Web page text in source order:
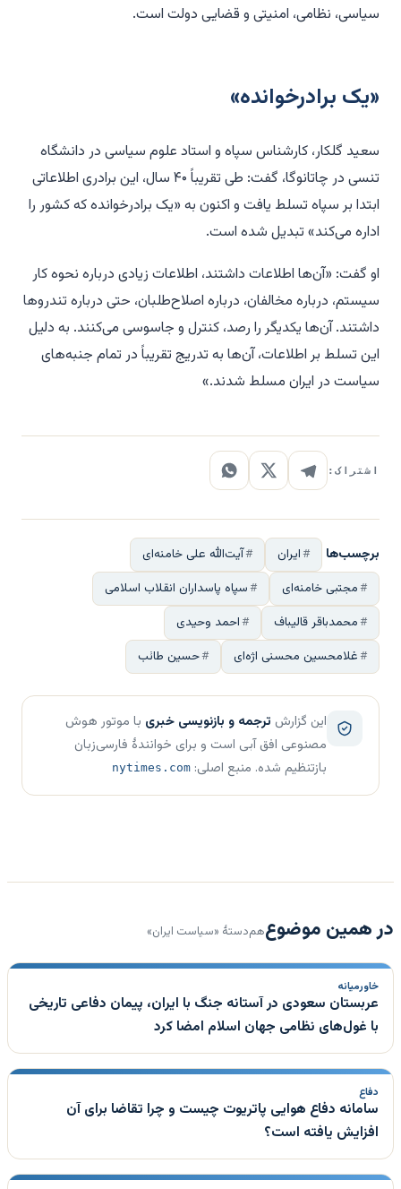
سیاسی، نظامی، امنیتی و قضایی دولت است.
«یک برادرخوانده»
سعید گلکار، کارشناس سپاه و استاد علوم سیاسی در دانشگاه
تنسی در چاتانوگا، گفت: طی تقریباً ۴۰ سال، این برادری اطلاعاتی
ابتدا بر سپاه تسلط یافت و اکنون به «یک برادرخوانده که کشور را
اداره می‌کند» تبدیل شده است.
او گفت: «آن‌ها اطلاعات داشتند، اطلاعات زیادی درباره نحوه کار
سیستم، درباره مخالفان، درباره اصلاح‌طلبان، حتی درباره تندروها
داشتند. آن‌ها یکدیگر را رصد، کنترل و جاسوسی می‌کنند. به دلیل
این تسلط بر اطلاعات، آن‌ها به تدریج تقریباً در تمام جنبه‌های
سیاست در ایران مسلط شدند.»
اشتراک:
برچسب‌ها ایران
آیت‌الله علی خامنه‌ای
مجتبی خامنه‌ای
سپاه پاسداران انقلاب اسلامی
محمدباقر قالیباف
احمد وحیدی
غلامحسین محسنی اژه‌ای
حسین طائب
این گزارش ترجمه و بازنویسی خبری با موتور هوش
مصنوعی افق آبی است و برای خوانندهٔ فارسی‌زبان
بازتنظیم شده. منبع اصلی: nytimes.com
در همین موضوعهم‌دستهٔ «سیاست ایران»
خاورمیانه
عربستان سعودی در آستانه جنگ با ایران، پیمان دفاعی تاریخی
با غول‌های نظامی جهان اسلام امضا کرد
دفاع
سامانه دفاع هوایی پاتریوت چیست و چرا تقاضا برای آن
افزایش یافته است؟